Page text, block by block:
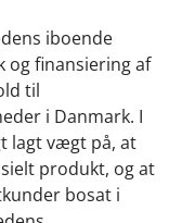
iboende
og finansiering af
til
i Danmark. I
lagt vægt på, at
produkt, og at
bosat i